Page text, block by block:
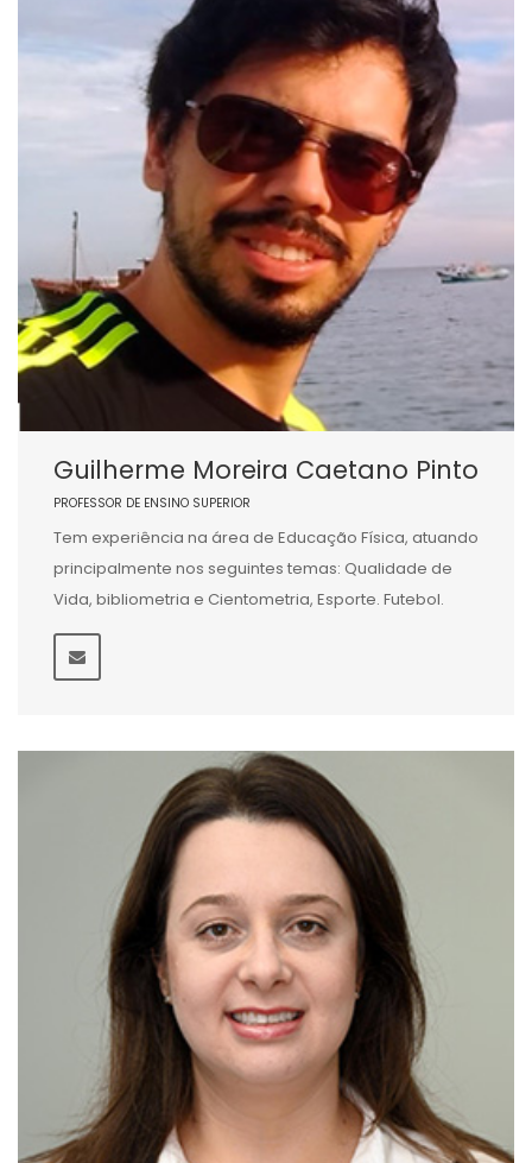
Guilherme Moreira Caetano Pinto
PROFESSOR DE ENSINO SUPERIOR
Tem experiência na área de Educação Física, atuando
principalmente nos seguintes temas: Qualidade de
Vida, bibliometria e Cientometria, Esporte. Futebol.